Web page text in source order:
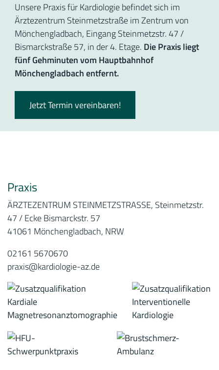
Unsere Praxis für Kardiologie befindet sich im
Ärztezentrum Steinmetzstraße im Zentrum von
Mönchengladbach, Eingang Steinmetzstr. 47 /
Bismarckstraße 57, in der 4. Etage. Die Praxis liegt
fünf Gehminuten vom Hauptbahnhof
Mönchengladbach entfernt.
Jetzt Termin vereinbaren!
Praxis
ÄRZTEZENTRUM STEINMETZSTRASSE, Steinmetzstr.
47 / Ecke Bismarckstr. 57
41061 Mönchengladbach, NRW
02161 5670670
praxis@kardiologie-az.de